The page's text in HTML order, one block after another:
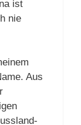
ist
nie
Aus